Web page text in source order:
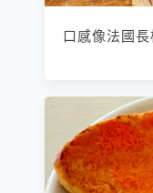
口感像法國